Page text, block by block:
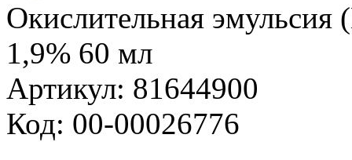
Окислительная эмульсия
1,9% 60 мл
Артикул: 81644900
Код: 00-00026776